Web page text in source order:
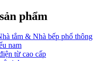
phẩm
tắm & Nhà bếp phổ thông
nam
từ cao cấp